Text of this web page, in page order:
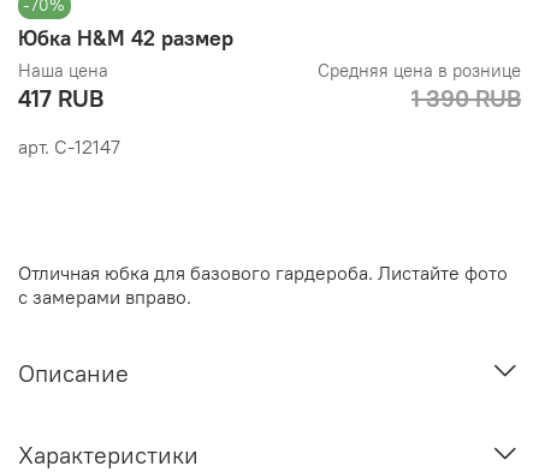
-70%
арт. С-12147
Юбка H&M 42 размер
Наша цена
417 RUB
Средняя цена в рознице
1 390 RUB
Отличная юбка для базового гардероба. Листайте фото
с замерами вправо.
Описание
Характеристики